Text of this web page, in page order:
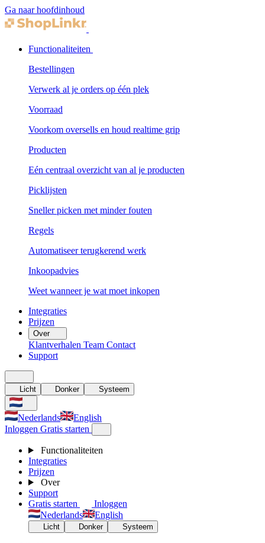
Ga naar hoofdinhoud
Functionaliteiten
Bestellingen
Verwerk al je orders op één plek
Voorraad
Voorkom oversells en houd realtime grip
Producten
Eén centraal overzicht van al je producten
Picklijsten
Sneller picken met minder fouten
Regels
Automatiseer terugkerend werk
Inkoopadvies
Weet wanneer je wat moet inkopen
Integraties
Prijzen
Over
Klantverhalen Team Contact
Support
Licht Donker Systeem
Nederlands
English
Inloggen Gratis starten
Functionaliteiten
Integraties
Prijzen
Over
Support
Gratis starten
Inloggen
Nederlands
English
Licht Donker Systeem